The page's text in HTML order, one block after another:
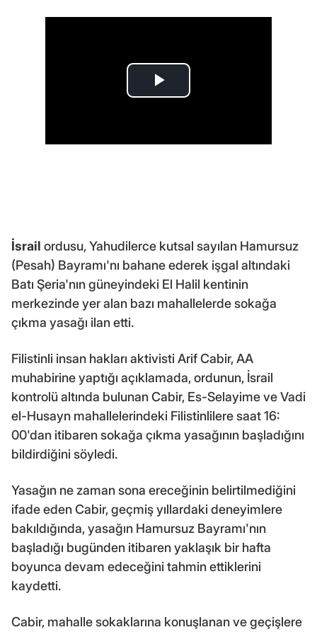
İsrail ordusu, Yahudilerce kutsal sayılan Hamursuz
(Pesah) Bayramı'nı bahane ederek işgal altındaki
Batı Şeria'nın güneyindeki El Halil kentinin
merkezinde yer alan bazı mahallelerde sokağa
çıkma yasağı ilan etti.
Filistinli insan hakları aktivisti Arif Cabir, AA
muhabirine yaptığı açıklamada, ordunun, İsrail
kontrolü altında bulunan Cabir, Es-Selayime ve Vadi
el-Husayn mahallelerindeki Filistinlilere saat 16:
00'dan itibaren sokağa çıkma yasağının başladığını
bildirdiğini söyledi.
Yasağın ne zaman sona ereceğinin belirtilmediğini
ifade eden Cabir, geçmiş yıllardaki deneyimlere
bakıldığında, yasağın Hamursuz Bayramı'nın
başladığı bugünden itibaren yaklaşık bir hafta
boyunca devam edeceğini tahmin ettiklerini
kaydetti.
Cabir, mahalle sokaklarına konuşlanan ve geçişlere